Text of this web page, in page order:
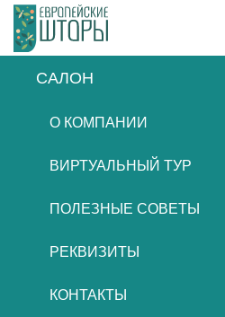
САЛОН
О КОМПАНИИ
ВИРТУАЛЬНЫЙ ТУР
ПОЛЕЗНЫЕ СОВЕТЫ
РЕКВИЗИТЫ
КОНТАКТЫ